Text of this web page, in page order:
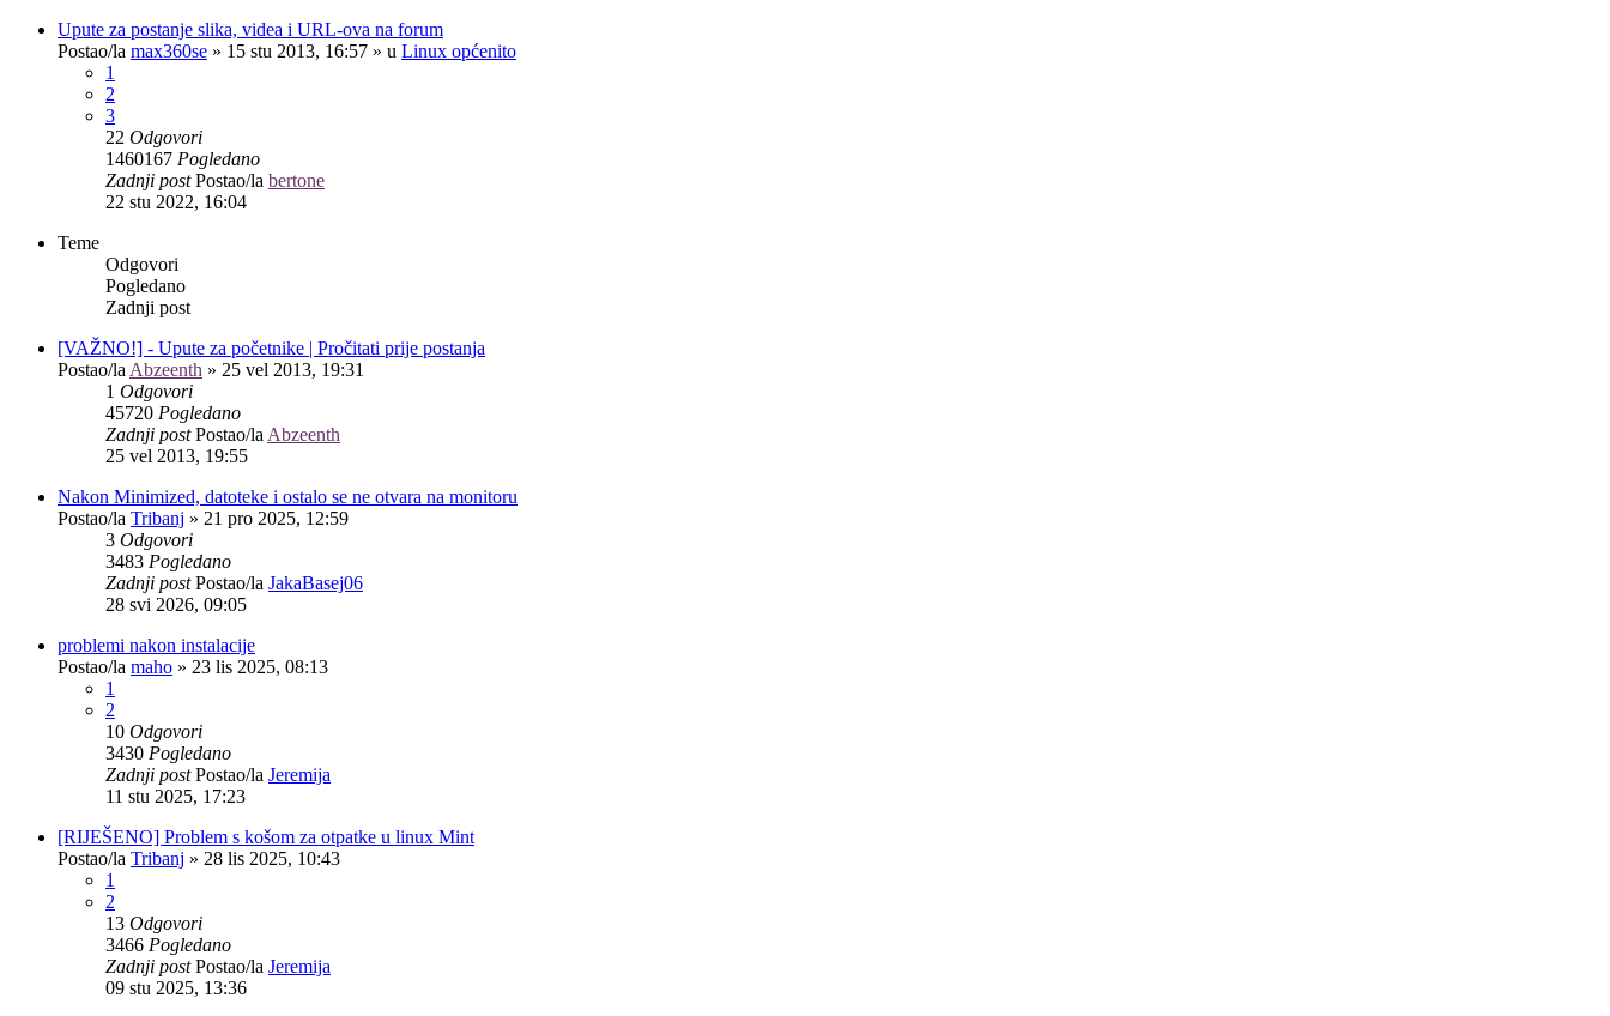
Upute za postanje slika, videa i URL-ova na forum
Postao/la max360se » 15 stu 2013, 16:57 » u Linux općenito
1
2
3
22 Odgovori
1460167 Pogledano
Zadnji postPostao/la bertone
22 stu 2022, 16:04
Teme
Odgovori
Pogledano
Zadnji post
[VAŽNO!] - Upute za početnike | Pročitati prije postanja
Postao/la Abzeenth » 25 vel 2013, 19:31
1 Odgovori
45720 Pogledano
Zadnji postPostao/la Abzeenth
25 vel 2013, 19:55
Nakon Minimized, datoteke i ostalo se ne otvara na monitoru
Postao/la Tribanj » 21 pro 2025, 12:59
3 Odgovori
3483 Pogledano
Zadnji postPostao/la JakaBasej06
28 svi 2026, 09:05
problemi nakon instalacije
Postao/la maho » 23 lis 2025, 08:13
1
2
10 Odgovori
3430 Pogledano
Zadnji postPostao/la Jeremija
11 stu 2025, 17:23
[RIJEŠENO] Problem s košom za otpatke u linux Mint
Postao/la Tribanj » 28 lis 2025, 10:43
1
2
13 Odgovori
3466 Pogledano
Zadnji postPostao/la Jeremija
09 stu 2025, 13:36